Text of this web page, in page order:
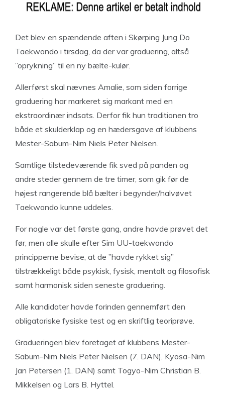
Det blev en spændende aften i Skørping Jung Do
Taekwondo i tirsdag, da der var graduering, altså
”oprykning” til en ny bælte-kulør.
Allerførst skal nævnes Amalie, som siden forrige
graduering har markeret sig markant med en
ekstraordinær indsats. Derfor fik hun traditionen tro
både et skulderklap og en hædersgave af klubbens
Mester-Sabum-Nim Niels Peter Nielsen.
Samtlige tilstedeværende fik sved på panden og
andre steder gennem de tre timer, som gik før de
højest rangerende blå bælter i begynder/halvøvet
Taekwondo kunne uddeles.
For nogle var det første gang, andre havde prøvet det
før, men alle skulle efter Sim UU-taekwondo
principperne bevise, at de ”havde rykket sig”
tilstrækkeligt både psykisk, fysisk, mentalt og filosofisk
samt harmonisk siden seneste graduering.
Alle kandidater havde forinden gennemført den
obligatoriske fysiske test og en skriftlig teoriprøve.
Gradueringen blev foretaget af klubbens Mester-
Sabum-Nim Niels Peter Nielsen (7. DAN), Kyosa-Nim
Jan Petersen (1. DAN) samt Togyo-Nim Christian B.
Mikkelsen og Lars B. Hyttel.